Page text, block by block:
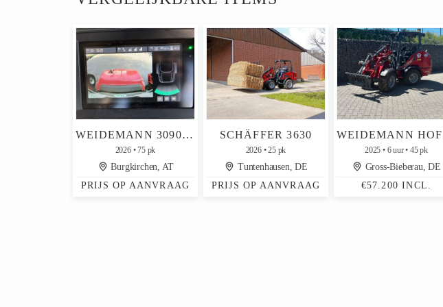
WEIDEMANN 3090T TELESK HEIT
2026 75 pk
Burgkirchen, AT
PRIJS OP AANVRAAG
SCHÄFFER 3630
2026 25 pk
Tuntenhausen, DE
PRIJS OP AANVRAAG
2025 6 uur 45 pk
Gross-Bieberau, DE
€57.200 INCL.